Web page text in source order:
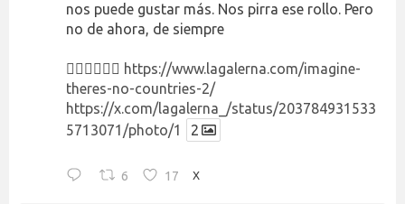
nos puede gustar más. Nos pirra ese rollo. Pero
no de ahora, de siempre
👉🏻👉🏻👉🏻 https://www.lagalerna.com/imagine-
theres-no-countries-2/
https://x.com/lagalerna_/status/203784931533
5713071/photo/1
2
6 17 X